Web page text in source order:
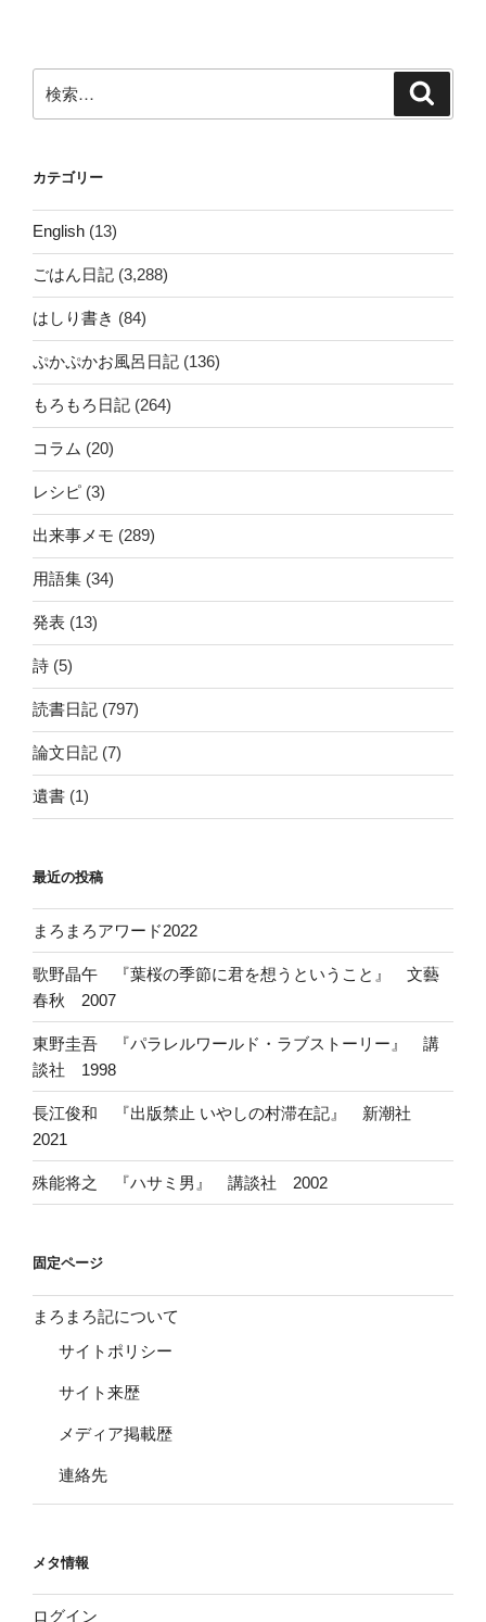
索:
カテゴリー
English (13)
ごはん日記 (3,288)
はしり書き (84)
ぷかぷかお風呂日記 (136)
もろもろ日記 (264)
コラム (20)
レシピ (3)
出来事メモ (289)
用語集 (34)
発表 (13)
詩 (5)
読書日記 (797)
論文日記 (7)
遺書 (1)
最近の投稿
まろまろアワード2022
歌野晶午 『葉桜の季節に君を想うということ』 文藝
春秋 2007
東野圭吾 『パラレルワールド・ラブストーリー』 講
談社 1998
長江俊和 『出版禁止 いやしの村滞在記』 新潮社
2021
殊能将之 『ハサミ男』 講談社 2002
固定ページ
まろまろ記について
サイトポリシー
サイト来歴
メディア掲載歴
連絡先
メタ情報
ログイン